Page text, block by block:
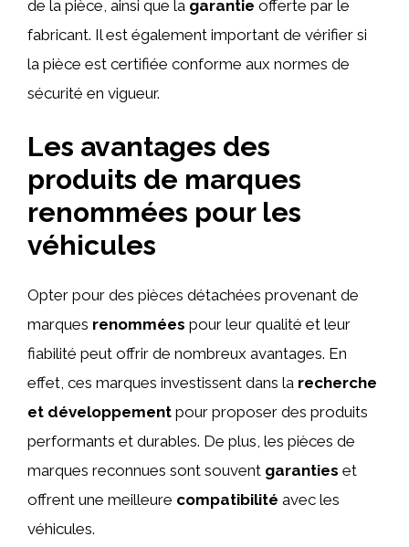
de la pièce, ainsi que la garantie offerte par le
fabricant. Il est également important de vérifier si
la pièce est certifiée conforme aux normes de
sécurité en vigueur.
Les avantages des
produits de marques
renommées pour les
véhicules
Opter pour des pièces détachées provenant de
marques renommées pour leur qualité et leur
fiabilité peut offrir de nombreux avantages. En
effet, ces marques investissent dans la recherche
et développement pour proposer des produits
performants et durables. De plus, les pièces de
marques reconnues sont souvent garanties et
offrent une meilleure compatibilité avec les
véhicules.